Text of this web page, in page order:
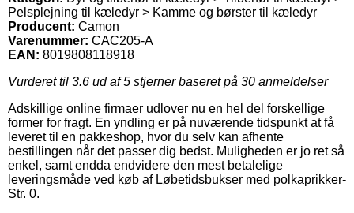
Pelsplejning til kæledyr > Kamme og børster til kæledyr
Producent: Camon
Varenummer: CAC205-A
EAN: 8019808118918
Vurderet til 3.6 ud af 5 stjerner baseret på 30 anmeldelser
Adskillige online firmaer udlover nu en hel del forskellige
former for fragt. En yndling er på nuværende tidspunkt at få
leveret til en pakkeshop, hvor du selv kan afhente
bestillingen når det passer dig bedst. Muligheden er jo ret så
enkel, samt endda endvidere den mest betalelige
leveringsmåde ved køb af Løbetidsbukser med polkaprikker-
Str. 0.